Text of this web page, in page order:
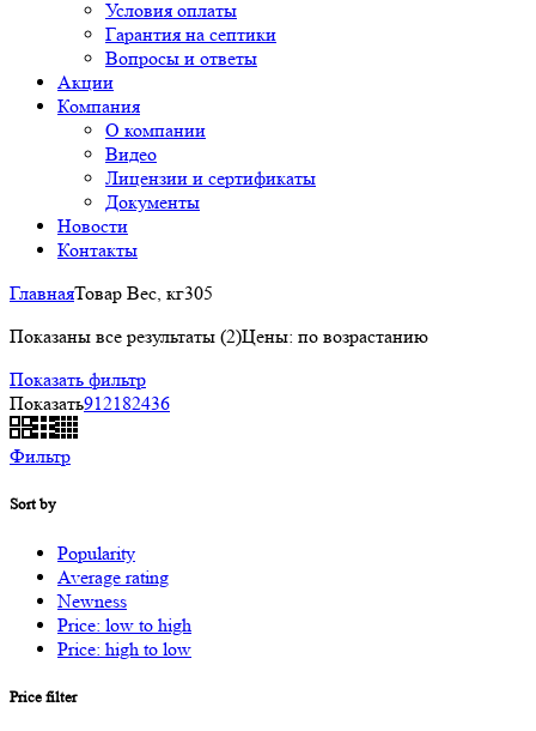
Условия оплаты
Гарантия на септики
Вопросы и ответы
Акции
Компания
О компании
Видео
Лицензии и сертификаты
Документы
Новости
Контакты
ГлавнаяТовар Вес, кг305
Показаны все результаты (2)Цены: по возрастанию
Показать фильтр
Показать912182436
Фильтр
Sort by
Popularity
Average rating
Newness
Price: low to high
Price: high to low
Price filter